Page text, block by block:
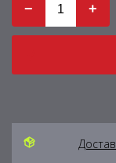
− +